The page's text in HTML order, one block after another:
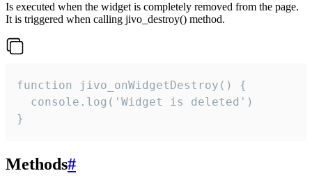
Is executed when the widget is completely removed from the page.
It is triggered when calling jivo_destroy() method.
function jivo_onWidgetDestroy() {
  console.log('Widget is deleted')
}
Methods#